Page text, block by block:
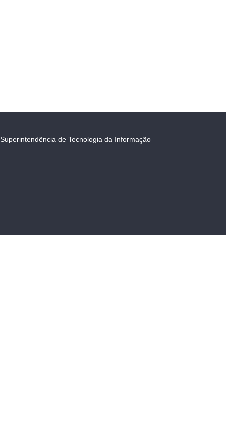
Superintendência de Tecnologia da Informação